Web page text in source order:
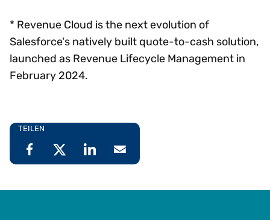
* Revenue Cloud is the next evolution of
Salesforce's natively built quote-to-cash solution,
launched as Revenue Lifecycle Management in
February 2024.
TEILEN